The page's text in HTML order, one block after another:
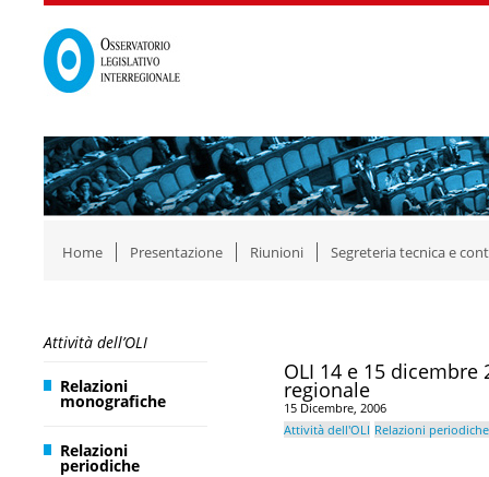
Home Presentazione Riunioni Segreteria tecnica e
Attività dell’OLI
Relazioni
monografiche
Relazioni
periodiche
OLI 14 e 15
regionale
15 Dicembre, 2006
Attività dell'OLI Relazioni periodiche